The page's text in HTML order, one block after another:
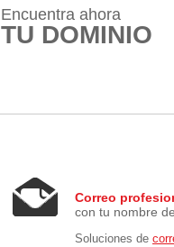
Encuentra ahora
TU DOMINIO
Correo
con tu nombre
Soluciones de